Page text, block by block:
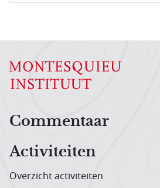
Hoofdnavigatiemenu
Commentaar
Activiteiten
Overzicht activiteiten